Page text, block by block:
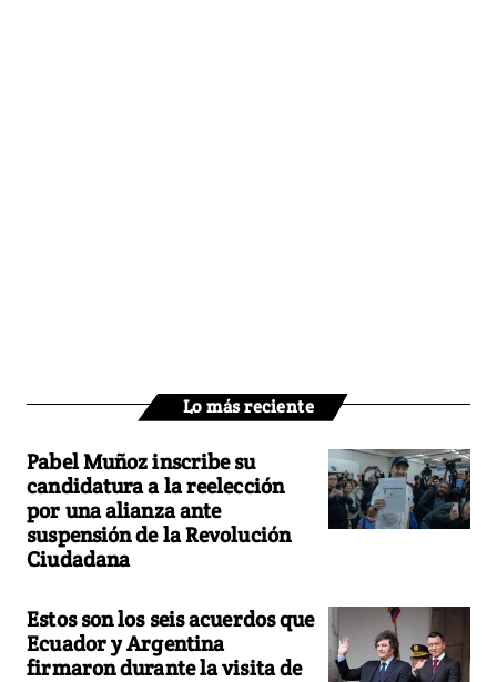
Lo más reciente
Pabel Muñoz inscribe su
candidatura a la reelección
por una alianza ante
suspensión de la Revolución
Ciudadana
Estos son los seis acuerdos que
Ecuador y Argentina
firmaron durante la visita de